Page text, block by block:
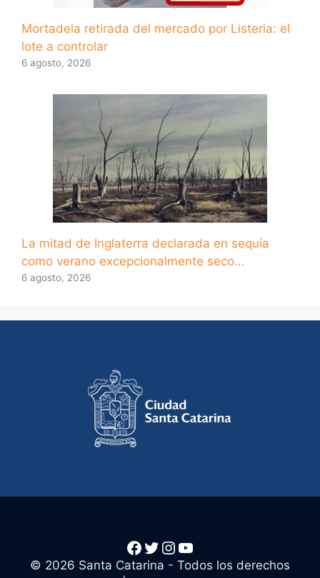
Mortadela retirada del mercado por Listeria: el
lote a controlar
6 agosto, 2026
La mitad de Inglaterra declarada en sequía
como verano excepcionalmente seco…
6 agosto, 2026
© 2026 Santa Catarina - Todos los derechos
Facebook
Twitter
Instagram
YouTube